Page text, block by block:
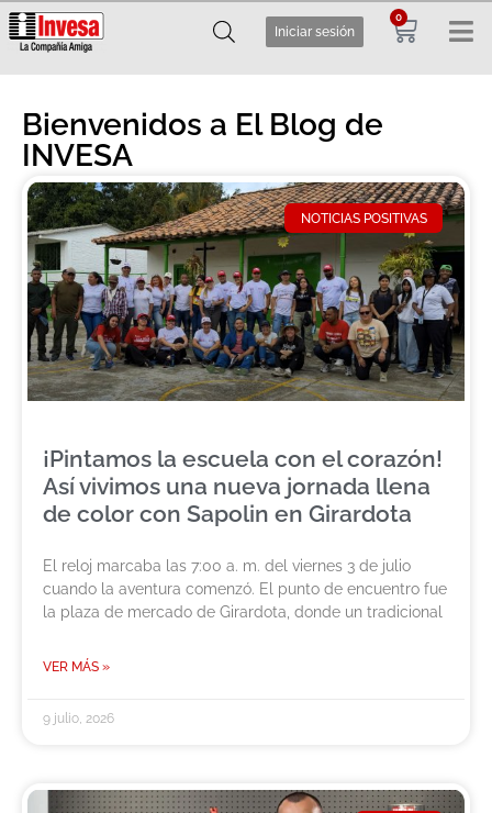
Iniciar sesión
0
Bienvenidos a El Blog de
INVESA
NOTICIAS POSITIVAS
¡Pintamos la escuela con el corazón!
Así vivimos una nueva jornada llena
de color con Sapolin en Girardota
El reloj marcaba las 7:00 a. m. del viernes 3 de julio
cuando la aventura comenzó. El punto de encuentro fue
la plaza de mercado de Girardota, donde un tradicional
VER MÁS »
9 julio, 2026